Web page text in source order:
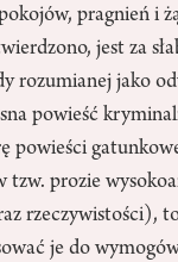
pragnień i
jest za
rozumianej jako
powieść
powieści
prozie
rzeczywistości),
je do